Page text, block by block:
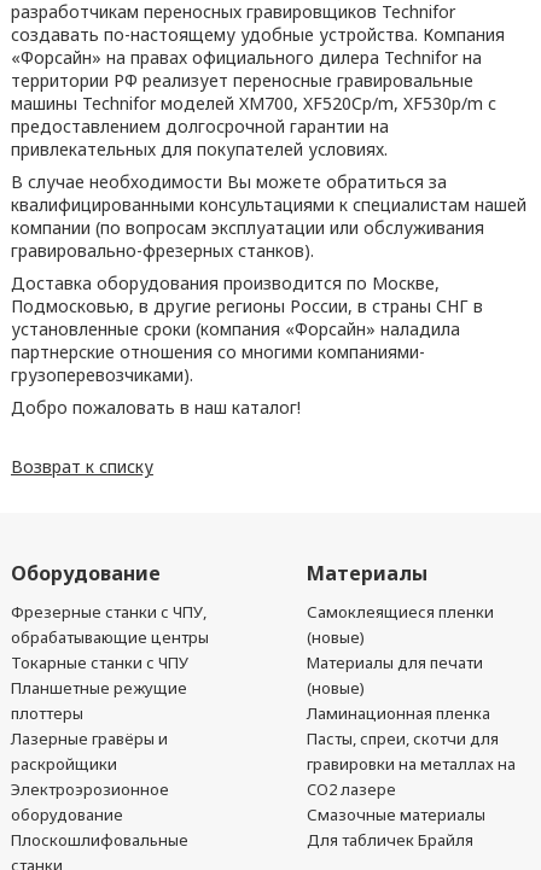
разработчикам переносных гравировщиков Technifor
создавать по-настоящему удобные устройства. Компания
«Форсайн» на правах официального дилера Technifor на
территории РФ реализует переносные гравировальные
машины Technifor моделей XM700, XF520Cp/m, XF530p/m с
предоставлением долгосрочной гарантии на
привлекательных для покупателей условиях.
В случае необходимости Вы можете обратиться за
квалифицированными консультациями к специалистам нашей
компании (по вопросам эксплуатации или обслуживания
гравировально-фрезерных станков).
Доставка оборудования производится по Москве,
Подмосковью, в другие регионы России, в страны СНГ в
установленные сроки (компания «Форсайн» наладила
партнерские отношения со многими компаниями-
грузоперевозчиками).
Добро пожаловать в наш каталог!
Возврат к списку
Оборудование
Фрезерные станки с ЧПУ,
обрабатывающие центры
Токарные станки с ЧПУ
Планшетные режущие
плоттеры
Лазерные гравёры и
раскройщики
Электроэрозионное
оборудование
Плоскошлифовальные
станки
Материалы
Самоклеящиеся пленки
(новые)
Материалы для печати
(новые)
Ламинационная пленка
Пасты, спреи, скотчи для
гравировки на металлах на
CO2 лазере
Смазочные материалы
Для табличек Брайля